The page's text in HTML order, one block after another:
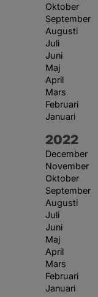
Oktober
September
Augusti
Juli
Juni
Maj
April
Mars
Februari
Januari
År:
2022
December
November
Oktober
September
Augusti
Juli
Juni
Maj
April
Mars
Februari
Januari